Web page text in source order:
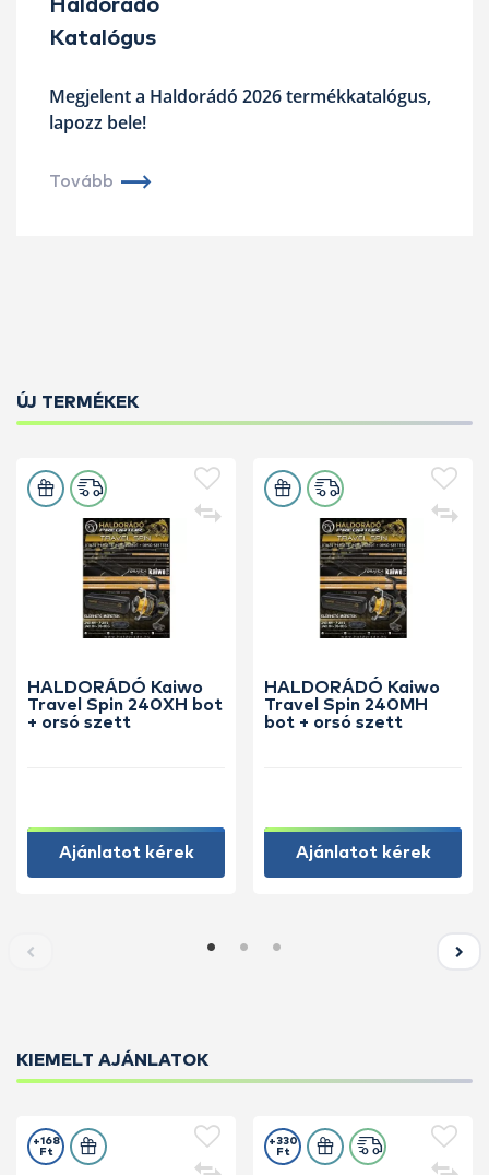
Haldorádó
Katalógus
Megjelent a Haldorádó 2026 termékkatalógus,
lapozz bele!
Tovább
ÚJ TERMÉKEK
HALDORÁDÓ Kaiwo
Travel Spin 240XH bot
+ orsó szett
Ajánlatot kérek
HALDORÁDÓ Kaiwo
Travel Spin 240MH
bot + orsó szett
Ajánlatot kérek
KIEMELT AJÁNLATOK
+168
Ft
+330
Ft